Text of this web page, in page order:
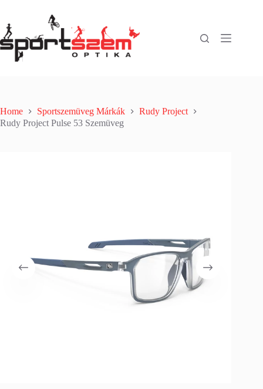
Home Sportszemüveg Márkák
Rudy Project
Rudy Project Pulse 53 Szemüveg